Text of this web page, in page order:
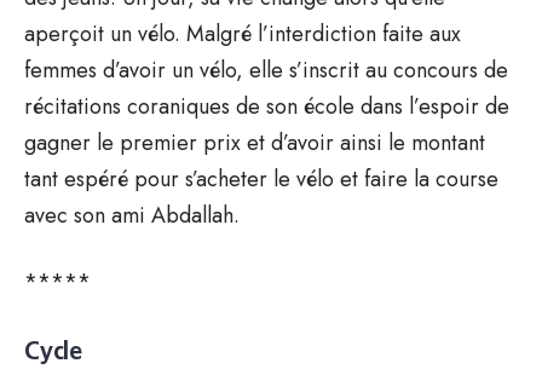
aperçoit un vélo. Malgré l’interdiction faite aux
femmes d’avoir un vélo, elle s’inscrit au concours de
récitations coraniques de son école dans l’espoir de
gagner le premier prix et d’avoir ainsi le montant
tant espéré pour s’acheter le vélo et faire la course
avec son ami Abdallah.
*****
Cycle